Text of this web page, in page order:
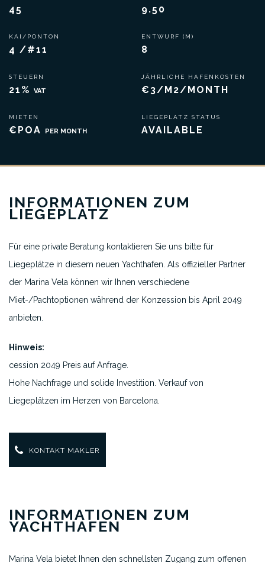
45
KAI/PONTON
4 /#11
STEUERN
21% VAT
MIETEN
€POA PER MONTH
9.50
ENTWURF (M)
8
JÄHRLICHE HAFENKOSTEN
€3/M2/MONTH
LIEGEPLATZ STATUS
AVAILABLE
INFORMATIONEN ZUM
LIEGEPLATZ
Für eine private Beratung kontaktieren Sie uns bitte für
Liegeplätze in diesem neuen Yachthafen. Als offizieller Partner
der Marina Vela können wir Ihnen verschiedene
Miet-/Pachtoptionen während der Konzession bis April 2049
anbieten.
Hinweis:
cession 2049 Preis auf Anfrage.
Hohe Nachfrage und solide Investition. Verkauf von
Liegeplätzen im Herzen von Barcelona.
KONTAKT MAKLER
INFORMATIONEN ZUM
YACHTHAFEN
Marina Vela bietet Ihnen den schnellsten Zugang zum offenen